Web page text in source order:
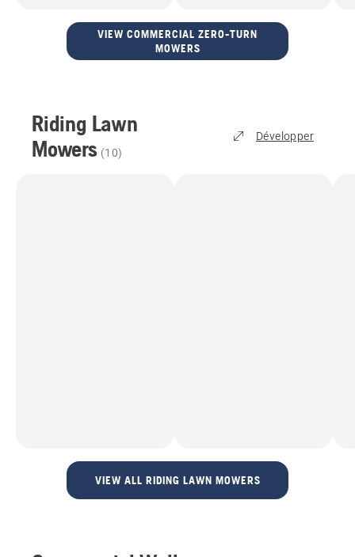
VIEW COMMERCIAL ZERO-TURN
MOWERS
Riding Lawn
Mowers (10)
Développer
VIEW ALL RIDING LAWN MOWERS